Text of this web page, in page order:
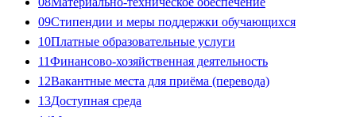
09Стипендии и меры поддержки обучающихся
10Платные образовательные услуги
11Финансово-хозяйственная деятельность
12Вакантные места для приёма (перевода)
13Доступная среда